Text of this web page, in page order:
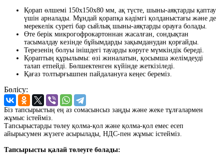
Қорап өлшемі 150х150х80 мм, ақ түсте, шыны-аяқтарды қаптау
үшін арналады. Мұндай қорапқа кәдімгі қолданыстағы және де
мерекелік суреті бар сыйлық шыны-аяқтарды орауға болады.
Өте берік микрогофрокартоннан жасалған, сондықтан
тасымалдау кезінде бұйымдарды зақымданудан қорғайды.
Терезенің болуы інішдегі тауарды көруге мүмкіндік береді.
Қораптың құрылымы: өзі жиналатын, қосымша желімдеуді
талап етпейді. Бөлшектенген күйінде жеткізіледі.
Қағаз толтырғышпен пайдалануға кеңес береміз.
Бөлісу:
Біз тапсырыстың ең аз сомасынсыз заңды және жеке тұлғалармен
жұмыс істейміз.
Тапсырыстарды төлеу қолма-қол және қолма-қол емес есеп
айырысумен жүзеге асырылады, НДС-пен жұмыс істейміз.
Тапсырысты қалай төлеуге болады: